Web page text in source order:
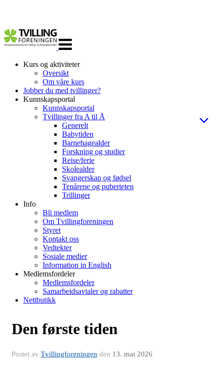
navigasjon
Kurs og aktiviteter
Oversikt
Om våre kurs
Jobber du med tvillinger?
Kunnskapsportal
Kunnskapsportal
Tvillinger fra A til Å
Generelt
Babytiden
Barnehagealder
Forskning og studier
Reise/ferie
Skolealder
Svangerskap og fødsel
Tenårene og puberteten
Trillinger
Info
Bli medlem
Om Tvillingforeningen
Styret
Kontakt oss
Vedtekter
Sosiale medier
Information in English
Medlemsfordeler
Medlemsfordeler
Samarbeidsavtaler og rabatter
Nettbutikk
Den første tiden
Postet av Tvillingforeningen den 13. mai 2026